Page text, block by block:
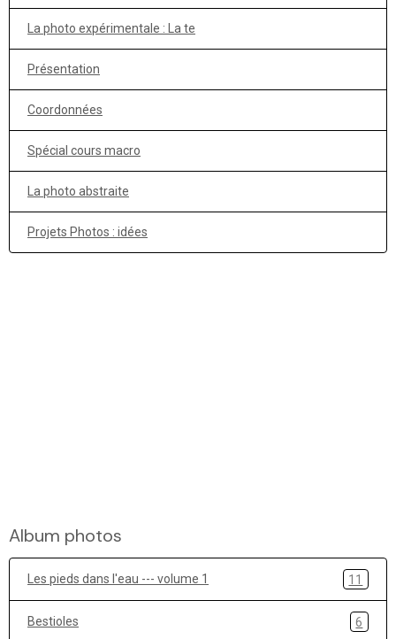
La photo expérimentale : La te
Présentation
Coordonnées
Spécial cours macro
La photo abstraite
Projets Photos : idées
Album photos
Les pieds dans l'eau --- volume 1 11
Bestioles 6